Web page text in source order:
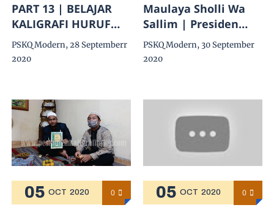
PART 13 | BELAJAR
KALIGRAFI HURUF
MIM SAMBUNG LAM
sd YA' | Ust H.
PSKQ Modern, 28 Septemberr
2020
Maulaya Sholli Wa
Sallim | Presiden
Musik Sholawat ft.
Pesantren Tahfidz
PSKQ Modern, 30 September
2020
05 OCT 2020 0 05 OCT 2020 0